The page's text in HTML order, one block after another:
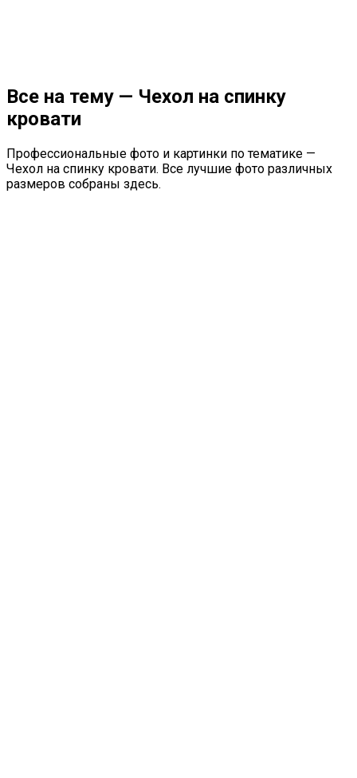
Все на тему — Чехол на спинку
кровати
Профессиональные фото и картинки по тематике —
Чехол на спинку кровати. Все лучшие фото различных
размеров собраны здесь.